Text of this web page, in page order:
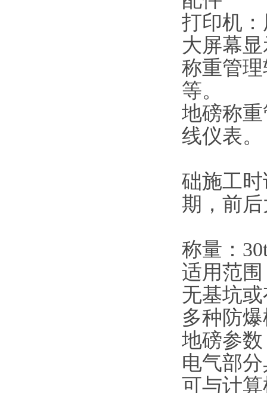
打印机
大屏幕
称重管
等。
地磅称
线仪表。
础施工
期，前
称量：
适用范
无基坑
多种防
地磅参
电气部
可与计